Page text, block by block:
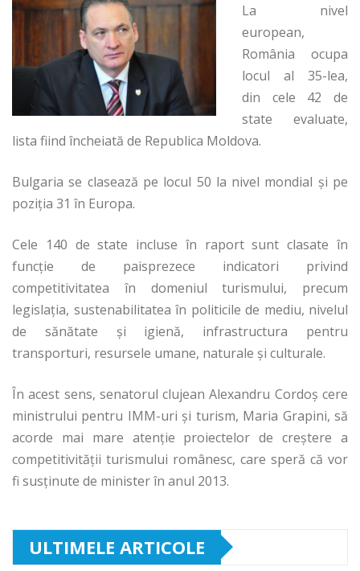
La nivel
european,
România ocupa
locul al 35-lea,
din cele 42 de
state evaluate,
lista fiind încheiată de Republica Moldova.
Bulgaria se clasează pe locul 50 la nivel mondial şi pe
poziţia 31 în Europa.
Cele 140 de state incluse în raport sunt clasate în
funcţie de paisprezece indicatori privind
competitivitatea în domeniul turismului, precum
legislaţia, sustenabilitatea în politicile de mediu, nivelul
de sănătate şi igienă, infrastructura pentru
transporturi, resursele umane, naturale şi culturale.
În acest sens, senatorul clujean Alexandru Cordoș cere
ministrului pentru IMM-uri și turism, Maria Grapini, să
acorde mai mare atenție proiectelor de creştere a
competitivităţii turismului românesc, care speră că vor
fi susţinute de minister în anul 2013.
ULTIMELE ARTICOLE